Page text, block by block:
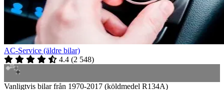
AC-Service (äldre bilar)
4.4 (2 548)
Vanligtvis bilar från 1970-2017 (köldmedel R134A)